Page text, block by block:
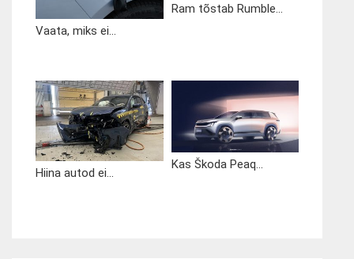
Vaata, miks ei...
Ram tõstab Rumble...
Hiina autod ei...
Kas Škoda Peaq...